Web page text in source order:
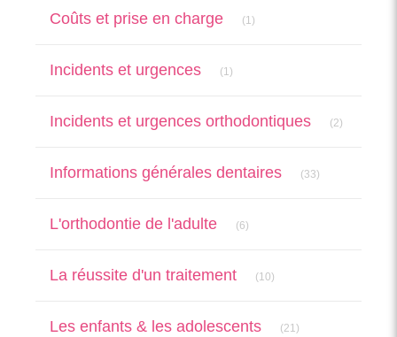
Coûts et prise en charge (1)
Incidents et urgences (1)
Incidents et urgences orthodontiques (2)
Informations générales dentaires (33)
L'orthodontie de l'adulte (6)
La réussite d'un traitement (10)
Les enfants & les adolescents (21)